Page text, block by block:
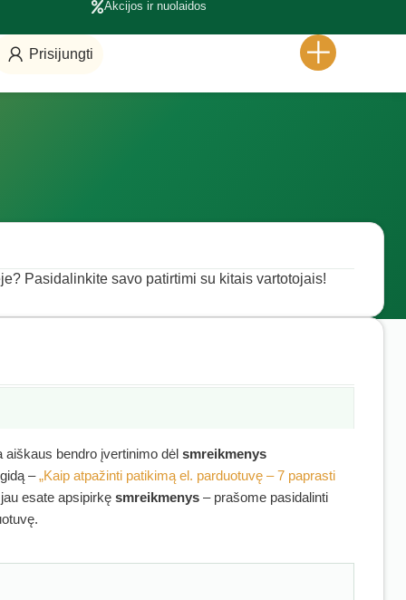
Akcijos ir nuolaidos
Prisijungti
Pasidalinkite savo patirtimi su kitais vartotojais!
aiškaus bendro įvertinimo dėl smreikmenys
–„Kaip atpažinti patikimą el. parduotuvę – 7 paprasti
esate apsipirkę smreikmenys – prašome pasidalinti